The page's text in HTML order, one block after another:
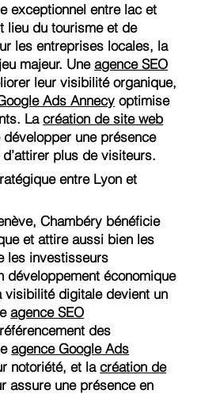
exceptionnel entre lac et
lieu du tourisme et de
les entreprises locales, la
majeur. Uneagence SEO
leur visibilité organique,
Ads Annecy optimise
Lacréation de site web
une présence
plus de visiteurs.
entre Lyon et
Chambéry bénéficie
et attire aussi bien les
les investisseurs
développement économique
visibilité digitale devient un
agence SEO
des
agence Google Ads
notoriété, et lacréation de
assure une présence en